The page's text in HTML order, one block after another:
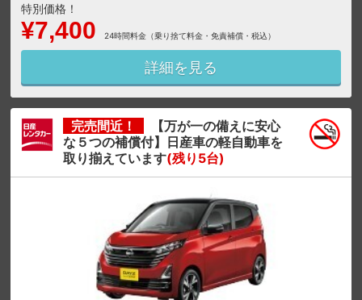
特別価格！
¥7,400 24時間料金（乗り捨て料金・免責補償・税込）
詳細を見る
完売間近！
【万が一の備えに安心
な５つの補償付】日産車の軽自動車を
取り揃えています(残り5台)